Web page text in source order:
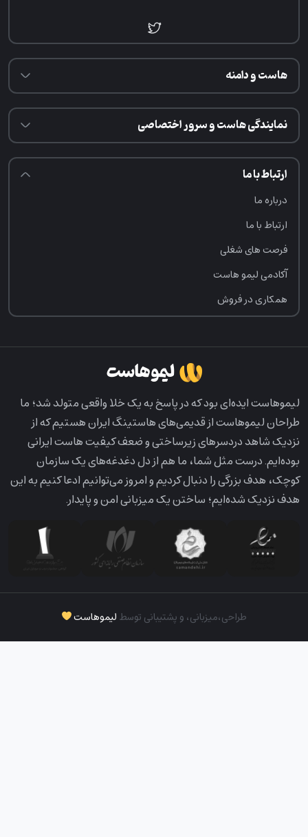
هاست و دامنه
نمایندگی هاست و سرور اختصاصی
ارتباط با ما
درباره ما
ارتباط با ما
فرصت‌ های شغلی
آکادمی لیمو هاست
همکاری در فروش
لیمو‌هاست ایده‌ای بود که در پاسخ به یک خلا واقعی متولد شد؛ ما
طراحان لیمو‌هاست از قدیمی‌های هاستینگ ایران هستیم که از
نزدیک شاهد دردسرهای زیرساختی و ضعف کیفیت هاست ایرانی
بوده‌ایم. درست مثل شما، ما هم از دل دغدغه‌های یک سازمان
کوچک، هدف بزرگی را دنبال کردیم و امروز می‌توانیم ادعا کنیم به این
هدف نزدیک شده‌ایم؛ ساختن یک میزبانی امن و پایدار.
طراحی،‌میزبانی، و پشتیبانی توسطلیموهاست